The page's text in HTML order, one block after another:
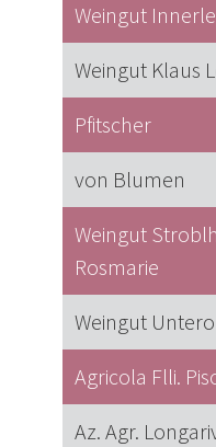
Weingut
Weingut Klaus
Pfitscher
von Blumen
Weingut
Rosmarie
Weingut
Agricola Flli.
Az. Agr.